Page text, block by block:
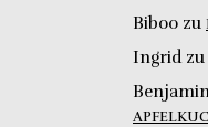
Biboo zu
Ingrid zu